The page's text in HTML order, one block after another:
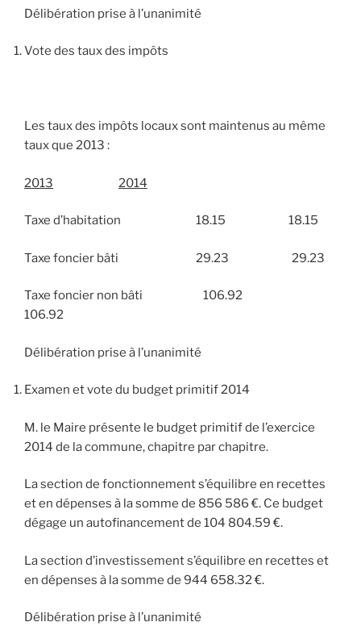
Délibération prise à l’unanimité
Vote des taux des impôts
Les taux des impôts locaux sont maintenus au même
taux que 2013 :
2013 2014
Taxe d’habitation 18.15 18.15
Taxe foncier bâti 29.23 29.23
Taxe foncier non bâti 106.92
106.92
Délibération prise à l’unanimité
Examen et vote du budget primitif 2014
M. le Maire présente le budget primitif de l’exercice
2014 de la commune, chapitre par chapitre.
La section de fonctionnement s’équilibre en recettes
et en dépenses à la somme de 856 586 €. Ce budget
dégage un autofinancement de 104 804.59 €.
La section d’investissement s’équilibre en recettes et
en dépenses à la somme de 944 658.32 €.
Délibération prise à l’unanimité